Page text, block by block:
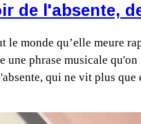
de l'absente,
monde qu’elle meure
phrase musicale
qui ne vit plus